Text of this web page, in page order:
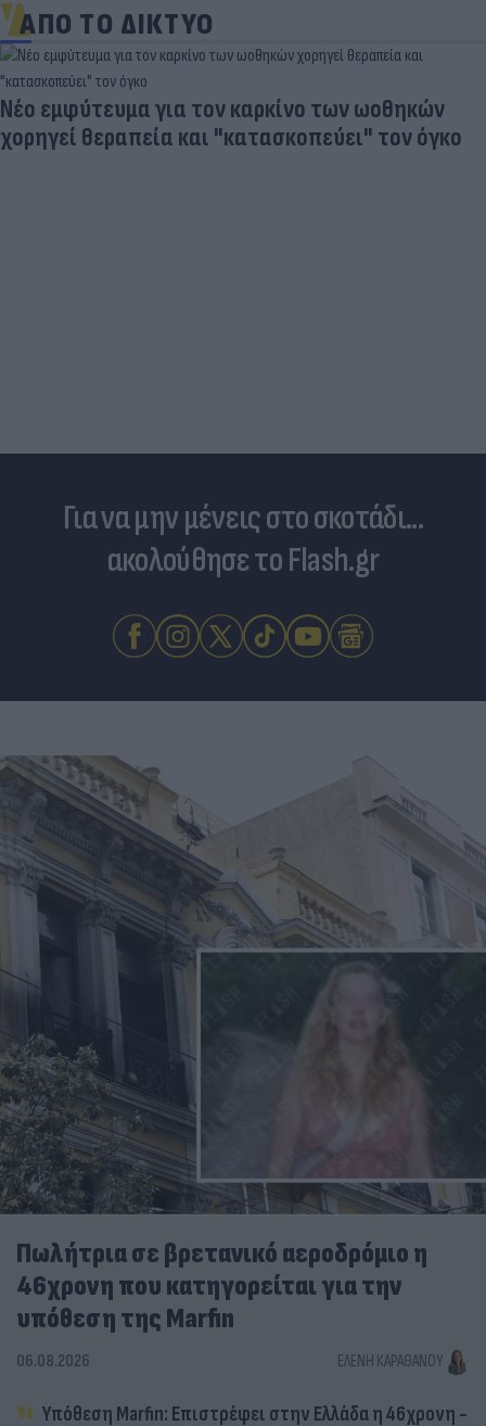
ΑΠΟ ΤΟ ΔΙΚΤΥΟ
Νέο εμφύτευμα για τον καρκίνο των ωοθηκών
χορηγεί θεραπεία και "κατασκοπεύει" τον όγκο
Για να μην μένεις στο σκοτάδι...
ακολούθησε το Flash.gr
Πωλήτρια σε βρετανικό αεροδρόμιο η
46χρονη που κατηγορείται για την
υπόθεση της Marfin
06.08.2026 ΕΛΈΝΗ ΚΑΡΑΘΆΝΟΥ
Υπόθεση Marfin: Επιστρέφει στην Ελλάδα η 46χρονη -